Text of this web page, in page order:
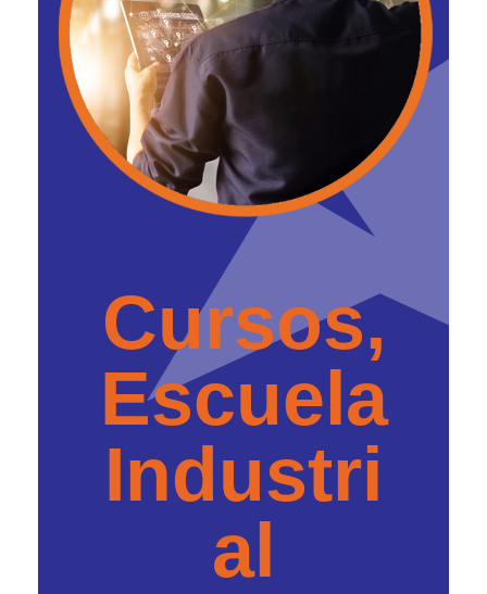
Cursos,
Escuela
Industri
al